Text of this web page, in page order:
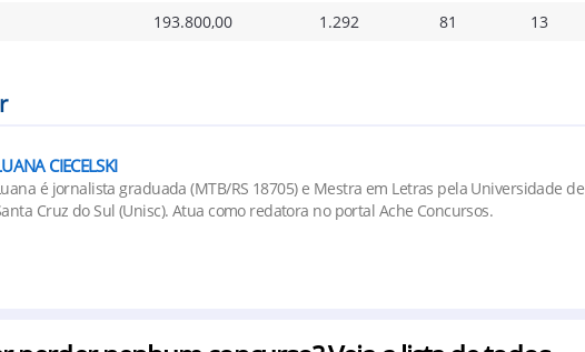
193.800,00 1.292 81 13​
CIECELSKI
é jornalista graduada (MTB/RS 18705) e Mestra em Letras pela Universidade de
Cruz do Sul (Unisc). Atua como redatora no portal Ache Concursos.